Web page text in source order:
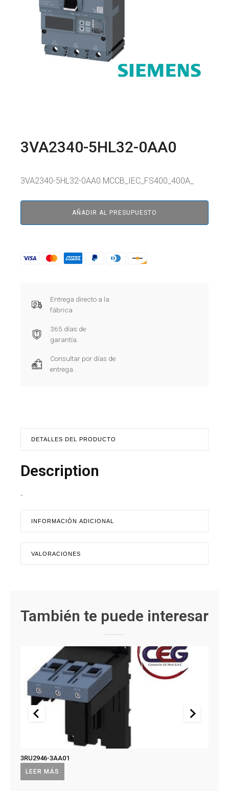
3VA2340-5HL32-0AA0
3VA2340-5HL32-0AA0 MCCB_IEC_FS400_400A_
AÑADIR AL PRESUPUESTO
Entrega directo a la
fábrica
365 días de
garantía.
Consultar por días de
entrega.
DETALLES DEL PRODUCTO
Description
-
INFORMACIÓN ADICIONAL
VALORACIONES
También te puede interesar
LEER MÁS
3RU2946-3AA01